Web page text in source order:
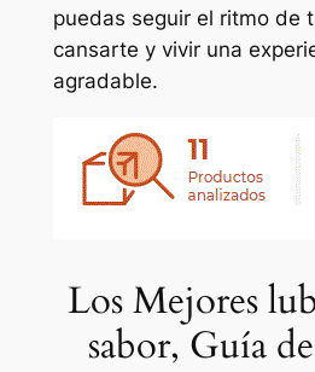
puedas seguir el ritmo de
cansarte y vivir una
agradable.
Los Mejores
sabor, Guía